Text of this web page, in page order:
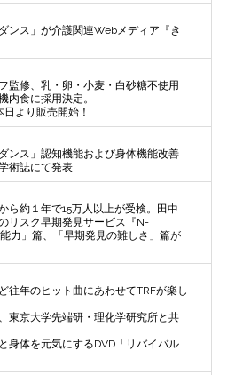
ンス」が介護関連Webメディア『き
監修、乳・卵・小麦・白砂糖不使用
内食に採用決定。
日より販売開始！
ンス」認知機能および身体機能改善
術誌にて発表
ら約１年で15万人以上が受検。田中
リスク早期発見サービス『N-
力」篇、「早期発見の難しさ」篇が
往年のヒット曲にあわせてTRFが楽し
東京大学先端研・理化学研究所と共
身体を元気にするDVD「リバイバル